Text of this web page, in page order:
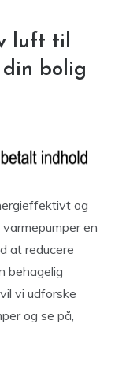
luft til
bolig
og
en
at reducere
behagelig
vi udforske
og se på,